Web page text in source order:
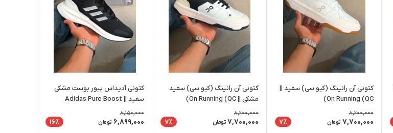
کتونی آن رانینگ (کیو سی) سفید ||
On Running (QC)
8,200,000
7,700,000 تومان 7٪
کتونی آن رانینگ (کیو سی) سفید
مشکی || On Running (QC)
8,200,000
7,700,000 تومان 7٪
کتونی آدیداس پیور بوست مشکی
سفید || Adidas Pure Boost
8,150,000
6,899,000 تومان 16٪